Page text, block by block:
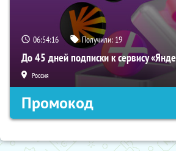
06:54:15 Получили: 19
До 45 дней подписки к сервису
Россия
Промокод